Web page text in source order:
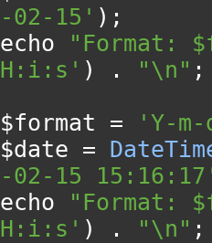
-02-15' );
echo
"Format:
H:i:s' ) . "\n" ;
$format =
'Y-
$date =
-02-15
echo
"Format:
H:i:s' ) . "\n" ;